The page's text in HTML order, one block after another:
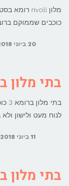
כוכבים שממוקם
20 ביוני 2018
בתי מלון ברומא
לנוח מעט ולישון
11 ביוני 2018
בתי מלון ברומא